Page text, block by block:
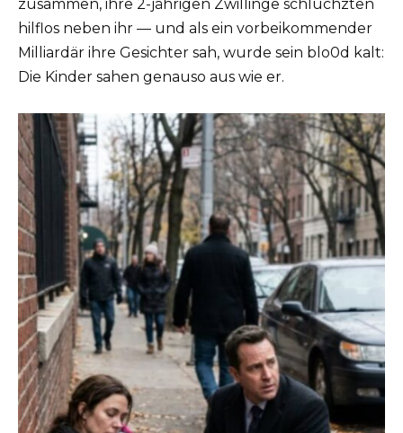
zusammen, ihre 2-jährigen Zwillinge schluchzten
hilflos neben ihr — und als ein vorbeikommender
Milliardär ihre Gesichter sah, wurde sein blo0d kalt:
Die Kinder sahen genauso aus wie er.